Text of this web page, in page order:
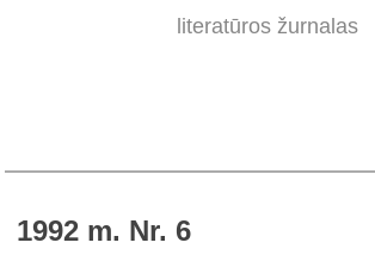
literatūros žurnalas
1992 m. Nr. 6